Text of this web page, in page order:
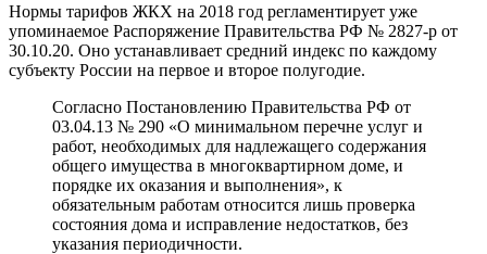
Нормы тарифов ЖКХ на 2018 год регламентирует уже
упоминаемое Распоряжение Правительства РФ № 2827-р от
30.10.20. Оно устанавливает средний индекс по каждому
субъекту России на первое и второе полугодие.
Согласно Постановлению Правительства РФ от
03.04.13 № 290 «О минимальном перечне услуг и
работ, необходимых для надлежащего содержания
общего имущества в многоквартирном доме, и
порядке их оказания и выполнения», к
обязательным работам относится лишь проверка
состояния дома и исправление недостатков, без
указания периодичности.